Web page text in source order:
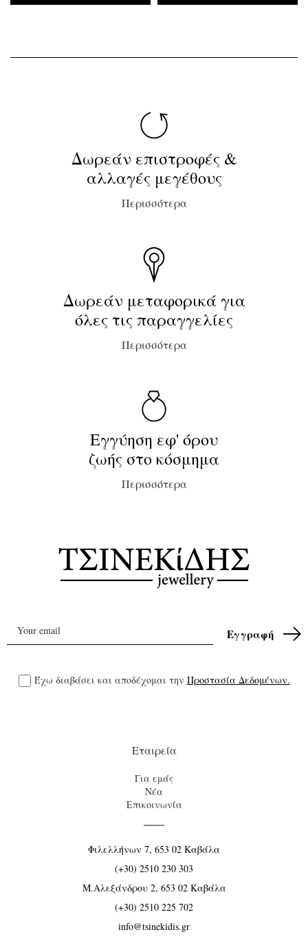
Δωρεάν επιστροφές &
αλλαγές μεγέθους
Περισσότερα
Δωρεάν μεταφορικά για
όλες τις παραγγελίες
Περισσότερα
Εγγύηση εφ' όρου
ζωής στο κόσμημα
Περισσότερα
Έχω διαβάσει και αποδέχομαι την Προστασία Δεδομένων.
Εταιρεία
Για εμάς
Νέα
Επικοινωνία
Φιλελλήνων 7, 653 02 Καβάλα
(+30) 2510 230 303
Μ.Αλεξάνδρου 2, 653 02 Καβάλα
(+30) 2510 225 702
info@tsinekidis.gr